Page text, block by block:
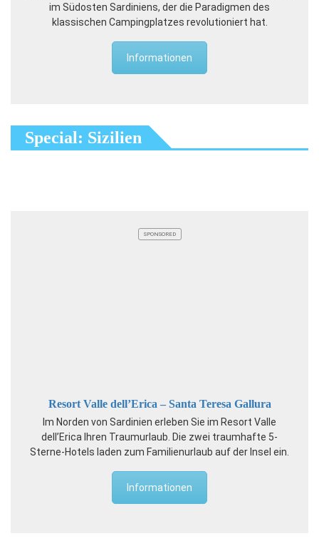
im Südosten Sardiniens, der die Paradigmen des
klassischen Campingplatzes revolutioniert hat.
Informationen
Special: Sizilien
SPONSORED
Resort Valle dell’Erica – Santa Teresa Gallura
Im Norden von Sardinien erleben Sie im Resort Valle
dell’Erica Ihren Traumurlaub. Die zwei traumhafte 5-
Sterne-Hotels laden zum Familienurlaub auf der Insel ein.
Informationen